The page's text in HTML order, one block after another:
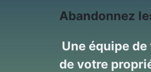
Abandonnez
Une équipe
de votre